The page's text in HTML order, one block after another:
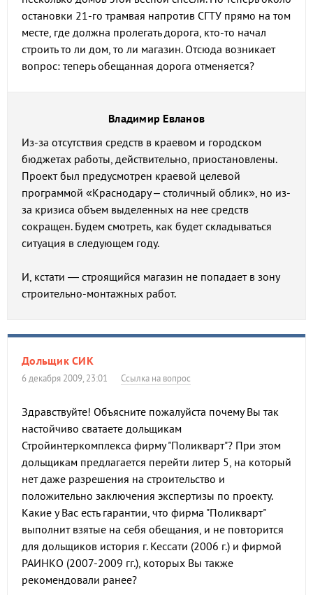
остановки 21-го трамвая напротив СГТУ прямо на том
месте, где должна пролегать дорога, кто-то начал
строить то ли дом, то ли магазин. Отсюда возникает
вопрос: теперь обещанная дорога отменяется?
Владимир Евланов
Из-за отсутствия средств в краевом и городском
бюджетах работы, действительно, приостановлены.
Проект был предусмотрен краевой целевой
программой «Краснодару – столичный облик», но из-
за кризиса объем выделенных на нее средств
сокращен. Будем смотреть, как будет складываться
ситуация в следующем году.
И, кстати — строящийся магазин не попадает в зону
строительно-монтажных работ.
Дольщик СИК
6 декабря 2009, 23:01 Ссылка на вопрос
Здравствуйте! Объясните пожалуйста почему Вы так
настойчиво сватаете дольщикам
Стройинтеркомплекса фирму "Поликварт"? При этом
дольщикам предлагается перейти литер 5, на который
нет даже разрешения на строительство и
положительно заключения экспертизы по проекту.
Какие у Вас есть гарантии, что фирма "Поликварт"
выполнит взятые на себя обещания, и не повторится
для дольщиков история г. Кессати (2006 г.) и фирмой
РАИНКО (2007-2009 гг.), которых Вы также
рекомендовали ранее?